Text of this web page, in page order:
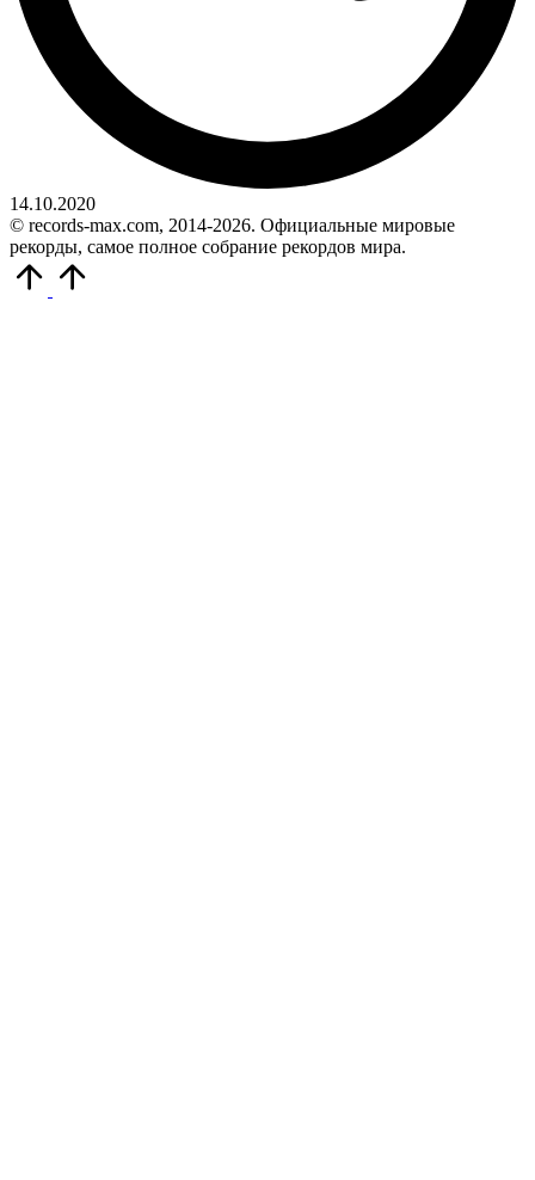
14.10.2020
© records-max.com, 2014-2026. Официальные мировые
рекорды, самое полное собрание рекордов мира.